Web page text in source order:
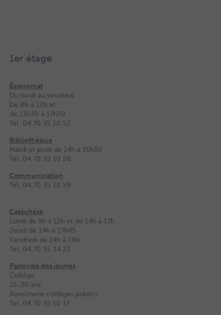
1er étage
Économat
Du lundi au vendredi
De 8h à 12h et
de 13h30 à 17h30
Tél. 04 70 35 10 52
Bibliothèque
Mardi et jeudi de 14h à 16h30
Tél. 04 70 35 10 50
Communication
Tél. 04 70 35 10 59
Catéchèse
Lundi de 9h à 12h et de 14h à 17h
Jeudi de 14h à 17h45
Vendredi de 14h à 18h
Tel. 04 70 35 34 23
Pastorale des jeunes
Collège
15-30 ans
Aumônerie collèges publics
Tel. 04 70 35 10 17